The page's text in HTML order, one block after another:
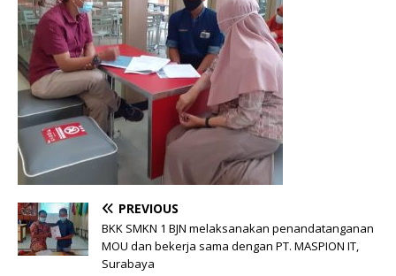
PREVIOUS
BKK SMKN 1 BJN melaksanakan penandatanganan
MOU dan bekerja sama dengan PT. MASPION IT,
Surabaya